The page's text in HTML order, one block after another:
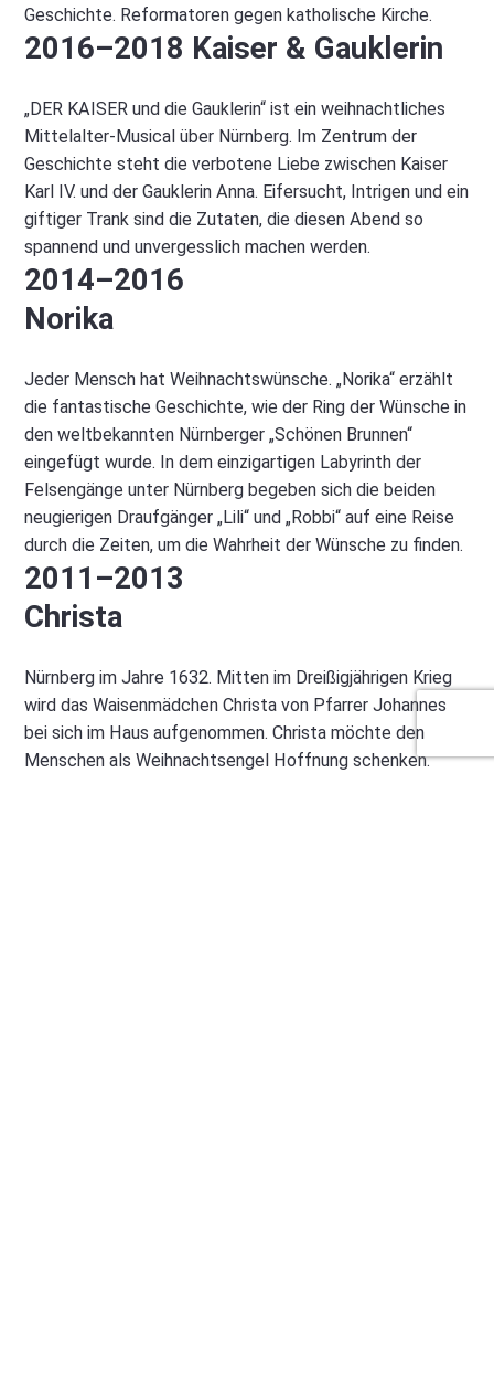
Geschichte. Reformatoren gegen katholische Kirche.
2016–2018 Kaiser & Gauklerin
„DER KAISER und die Gauklerin“ ist ein weihnachtliches
Mittelalter-Musical über Nürnberg. Im Zentrum der
Geschichte steht die verbotene Liebe zwischen Kaiser
Karl IV. und der Gauklerin Anna. Eifersucht, Intrigen und ein
giftiger Trank sind die Zutaten, die diesen Abend so
spannend und unvergesslich machen werden.
2014–2016
Norika
Jeder Mensch hat Weihnachtswünsche. „Norika“ erzählt
die fantastische Geschichte, wie der Ring der Wünsche in
den weltbekannten Nürnberger „Schönen Brunnen“
eingefügt wurde. In dem einzigartigen Labyrinth der
Felsengänge unter Nürnberg begeben sich die beiden
neugierigen Draufgänger „Lili“ und „Robbi“ auf eine Reise
durch die Zeiten, um die Wahrheit der Wünsche zu finden.
2011–2013
Christa
Nürnberg im Jahre 1632. Mitten im Dreißigjährigen Krieg
wird das Waisenmädchen Christa von Pfarrer Johannes
bei sich im Haus aufgenommen. Christa möchte den
Menschen als Weihnachtsengel Hoffnung schenken.